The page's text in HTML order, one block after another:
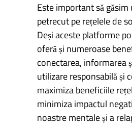
Este important să
petrecut pe rețelele de
Deși aceste platforme
oferă și numeroase
conectarea, informarea
utilizare responsabilă și
maximiza beneficiile
minimiza impactul
noastre mentale și a